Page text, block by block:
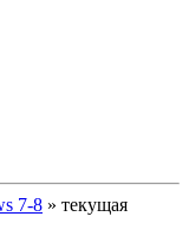
7-8 » текущая